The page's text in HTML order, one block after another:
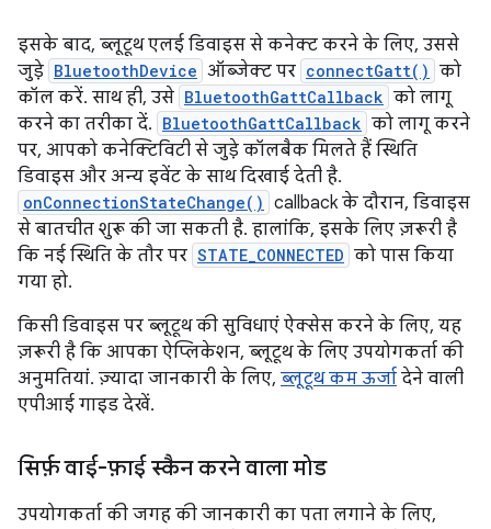
इसके बाद, ब्लूटूथ एलई डिवाइस से कनेक्ट करने के लिए, उससे
जुड़े BluetoothDevice ऑब्जेक्ट पर connectGatt() को
कॉल करें. साथ ही, उसे BluetoothGattCallback को लागू
करने का तरीका दें. BluetoothGattCallback को लागू करने
पर, आपको कनेक्टिविटी से जुड़े कॉलबैक मिलते हैं स्थिति
डिवाइस और अन्य इवेंट के साथ दिखाई देती है.
onConnectionStateChange() callback के दौरान, डिवाइस
से बातचीत शुरू की जा सकती है. हालांकि, इसके लिए ज़रूरी है
कि नई स्थिति के तौर पर STATE_CONNECTED को पास किया
गया हो.
किसी डिवाइस पर ब्लूटूथ की सुविधाएं ऐक्सेस करने के लिए, यह
ज़रूरी है कि आपका ऐप्लिकेशन, ब्लूटूथ के लिए उपयोगकर्ता की
अनुमतियां. ज़्यादा जानकारी के लिए, ब्लूटूथ कम ऊर्जा देने वाली
एपीआई गाइड देखें.
सिर्फ़ वाई-फ़ाई स्कैन करने वाला मोड
उपयोगकर्ता की जगह की जानकारी का पता लगाने के लिए,